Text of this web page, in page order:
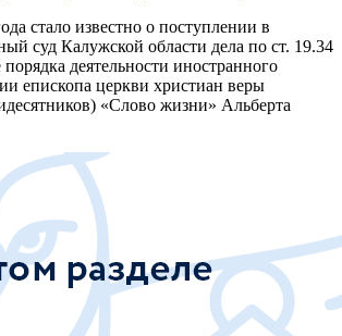
стало известно о поступлении в
суд Калужской области дела по ст. 19.34
деятельности иностранного
епископа церкви христиан веры
«Слово жизни» Альберта